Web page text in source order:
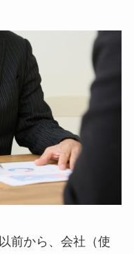
前から、会社（使